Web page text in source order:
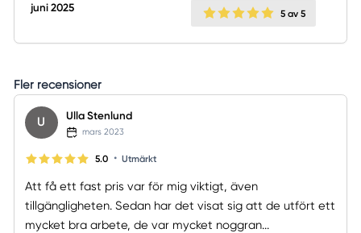
juni 2025 5 av 5
Fler recensioner
U Ulla Stenlund
mars 2023
5.0 • Utmärkt
Att få ett fast pris var för mig viktigt, även
tillgängligheten. Sedan har det visat sig att de utfört ett
mycket bra arbete, de var mycket noggran...